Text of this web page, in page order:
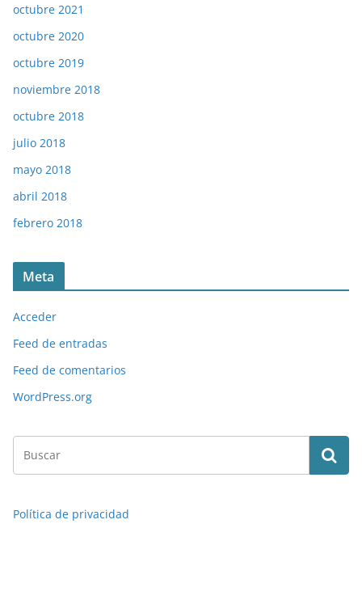
octubre 2021
octubre 2020
octubre 2019
noviembre 2018
octubre 2018
julio 2018
mayo 2018
abril 2018
febrero 2018
Meta
Acceder
Feed de entradas
Feed de comentarios
WordPress.org
Política de privacidad